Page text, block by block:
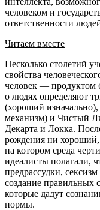
человеком и
ответственности
Читаем вместе
Несколько столетий
свойства
человек — продуктом
о людях определяют
(хороший
механизм) и Чистый
Декарта и Локка.
рождения ни
на котором среда
идеалисты полагали,
предрассудки,
создание правильных
которые дадут
нормы.